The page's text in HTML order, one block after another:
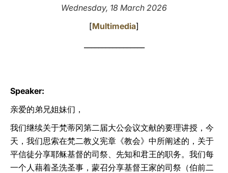
Wednesday, 18 March 2026
[Multimedia]
Speaker:
亲爱的弟兄姐妹们，
我们继续关于梵蒂冈第二届大公会议文献的要理讲授，今
天，我们思索在梵二教义宪章《教会》中所阐述的，关于
平信徒分享耶稣基督的司祭、先知和君王的职务。我们每
一个人藉着圣洗圣事，蒙召分享基督王家的司祭（伯前二